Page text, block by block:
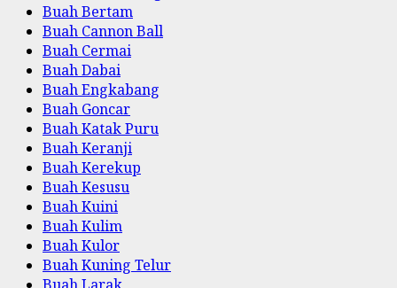
Buah Bertam
Buah Cannon Ball
Buah Cermai
Buah Dabai
Buah Engkabang
Buah Goncar
Buah Katak Puru
Buah Keranji
Buah Kerekup
Buah Kesusu
Buah Kuini
Buah Kulim
Buah Kulor
Buah Kuning Telur